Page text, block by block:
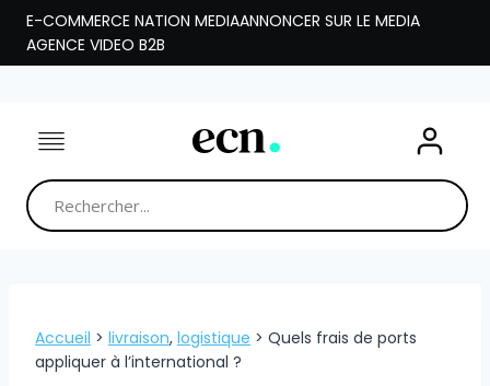
Aller
contenu
E-COMMERCE NATION MEDIAANNONCER SUR LE MEDIA
AGENCE VIDEO B2B
Accueil > livraison, logistique > Quels frais de ports
appliquer à l’international ?